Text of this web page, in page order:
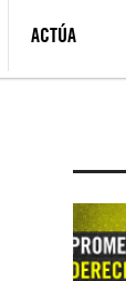
ACTÚA